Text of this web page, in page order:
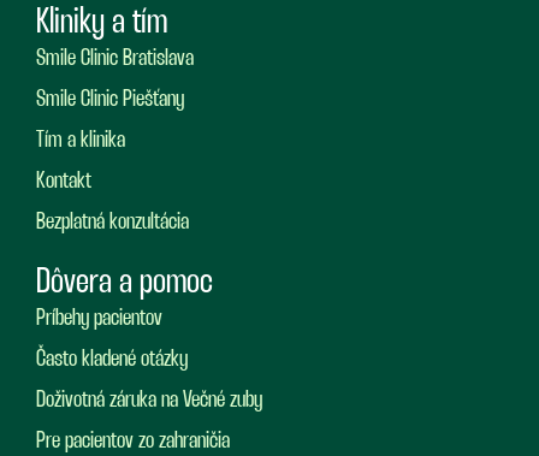
Kliniky a tím
Smile Clinic Bratislava
Smile Clinic Piešťany
Tím a klinika
Kontakt
Bezplatná konzultácia
Dôvera a pomoc
Príbehy pacientov
Často kladené otázky
Doživotná záruka na Večné zuby
Pre pacientov zo zahraničia